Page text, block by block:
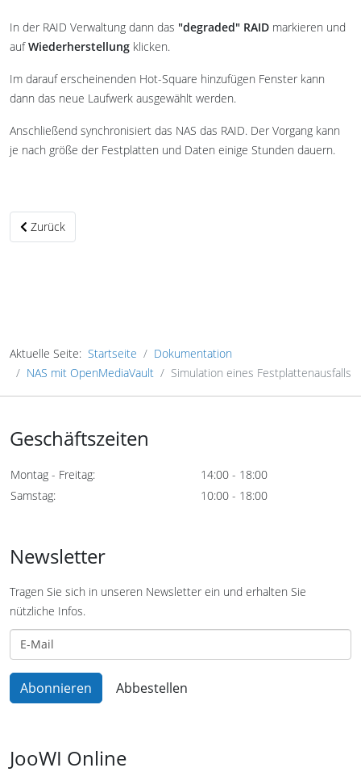
In der RAID Verwaltung dann das "degraded" RAID markieren und
aufWiederherstellung klicken.
Im darauf erscheinenden Hot-Square hinzufügen Fenster kann
dann das neue Laufwerk ausgewählt werden.
Anschließend synchronisiert das NAS das RAID. Der Vorgang kann
je nach größe der Festplatten und Daten einige Stunden dauern.
Vorheriger Beitrag: RAID 1 Verbund auflösen in Non RAID
Zurück
Aktuelle Seite: Startseite
Dokumentation
NAS mit OpenMediaVault
Simulation eines Festplattenausfalls
Geschäftszeiten
Montag - Freitag:
14:00 - 18:00
Samstag:
10:00 - 18:00
Newsletter
Tragen Sie sich in unseren Newsletter ein und erhalten Sie
nützliche Infos.
JooWI Online